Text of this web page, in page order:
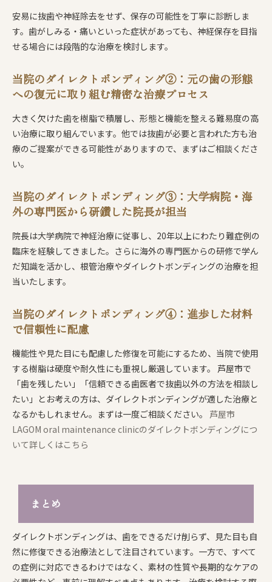
安易に抜歯や神経除去をせず、保存の可能性を丁寧に診断しま
す。歯がしみる・痛いといった症状があっても、神経保存を目指
せる場合には段階的な治療を検討します。
当院のダイレクトボンディング②：元の歯の形態
への復元に取り組む精密な治療プロセス
大きく欠けた歯を樹脂で積層し、形態と機能を整える難易度の高
い治療に取り組んでいます。他では抜歯が必要と言われた方も治
療のご提案ができる可能性がありますので、まずはご相談くださ
い。
当院のダイレクトボンディング③：大学病院・海
外の専門医から研鑽した院長が担当
院長は大学病院で神経治療に従事し、20年以上にわたり難症例の
臨床を経験してきました。さらに海外の専門医からの研修で学ん
だ知識を活かし、根管治療やダイレクトボンディングの治療を担
当いたします。
当院のダイレクトボンディング④：進歩した材料
で信頼性に配慮
機能性や見た目にも配慮した修復を可能にするため、当院で使用
する樹脂は硬度や耐久性にも重視し厳選しています。 芦屋市で
「歯を残したい」「信頼できる歯医者で抜歯以外の方法を相談し
たい」とお考えの方は、ダイレクトボンディングが適した治療と
なるかもしれません。まずは一度ご相談ください。 芦屋市
LAGOM oral maintenance clinicのダイレクトボンディングにつ
いて詳しくはこちら
まとめ
ダイレクトボンディングは、歯をできるだけ削らず、見た目も自
然に修復できる治療法として注目されています。一方で、すべて
の症例に対応できるわけではなく、素材の性質や長期的なケアの